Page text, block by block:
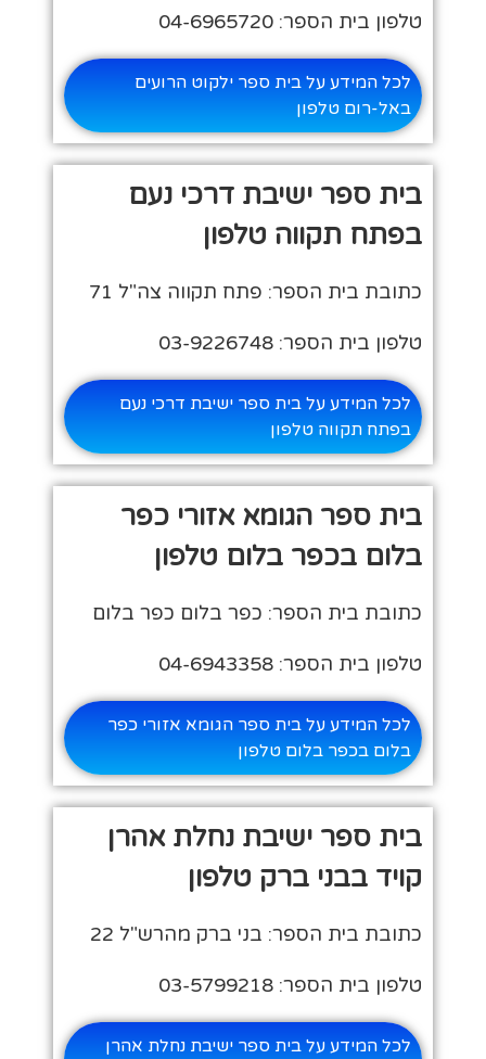
טלפון בית הספר: 04-6965720
לכל המידע על בית ספר ילקוט הרועים
באל-רום טלפון
בית ספר ישיבת דרכי נעם
בפתח תקווה טלפון
כתובת בית הספר: פתח תקווה צה"ל 71
טלפון בית הספר: 03-9226748
לכל המידע על בית ספר ישיבת דרכי נעם
בפתח תקווה טלפון
בית ספר הגומא אזורי כפר
בלום בכפר בלום טלפון
כתובת בית הספר: כפר בלום כפר בלום
טלפון בית הספר: 04-6943358
לכל המידע על בית ספר הגומא אזורי כפר
בלום בכפר בלום טלפון
בית ספר ישיבת נחלת אהרן
קויד בבני ברק טלפון
כתובת בית הספר: בני ברק מהרש"ל 22
טלפון בית הספר: 03-5799218
לכל המידע על בית ספר ישיבת נחלת אהרן